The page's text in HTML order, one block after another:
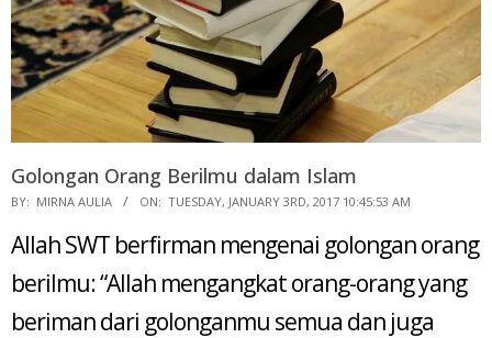
Golongan Orang Berilmu dalam Islam
2017-
03
BY: MIRNA AULIA ON: TUESDAY, JANUARY 3RD, 2017 10:45:53 AM
Allah SWT berfirman mengenai golongan orang
berilmu: “Allah mengangkat orang-orang yang
beriman dari golonganmu semua dan juga